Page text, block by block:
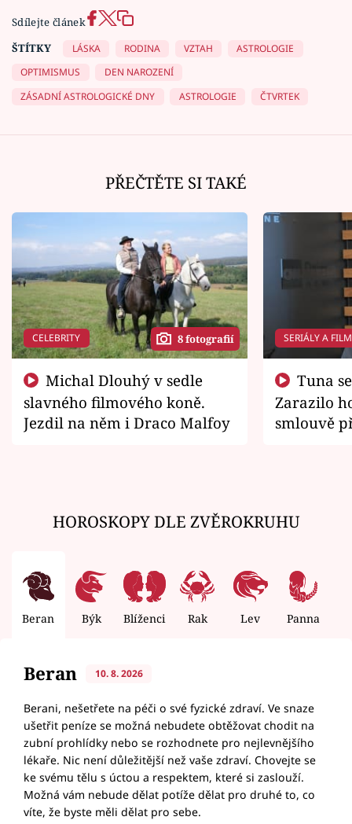
Sdílejte článek
ŠTÍTKY
LÁSKA RODINA VZTAH
ASTROLOGIE
OPTIMISMUS
DEN NAROZENÍ
ZÁSADNÍ ASTROLOGICKÉ DNY
ASTROLOGIE ČTVRTEK
PŘEČTĚTE SI TAKÉ
CELEBRITY 8 fotografií
slavného filmového koně.
Jezdil na něm i Draco Malfoy
SERIÁLY A
Zarazilo
smlouvě
HOROSKOPY DLE ZVĚROKRUHU
Beran Býk Blíženci Rak Lev Panna
Beran 10. 8. 2026
Berani, nešetřete na péči o své fyzické zdraví. Ve snaze
ušetřit peníze se možná nebudete obtěžovat chodit na
zubní prohlídky nebo se rozhodnete pro nejlevnějšího
lékaře. Nic není důležitější než vaše zdraví. Chovejte se
ke svému tělu s úctou a respektem, které si zaslouží.
Možná vám nebude dělat potíže dělat pro druhé to, co
víte, že byste měli dělat pro sebe.